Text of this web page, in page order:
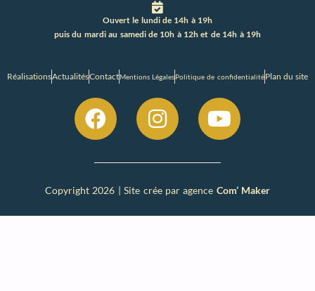
Ouvert le lundi de 14h à 19h
puis du mardi au samedi de 10h à 12h et de 14h à 19h
RéalisationsActualitésContactMentions LégalesPolitique de confidentialitéPlan du site
Copyright 2026 | Site crée par agence Com’ Maker